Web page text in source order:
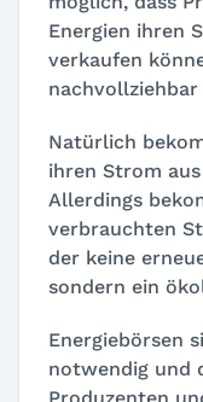
Energien ihren
verkaufen
nachvollziehbar
Natürlich
ihren Strom
Allerdings
verbrauchten
der keine
sondern ein
Energiebörsen
notwendig und